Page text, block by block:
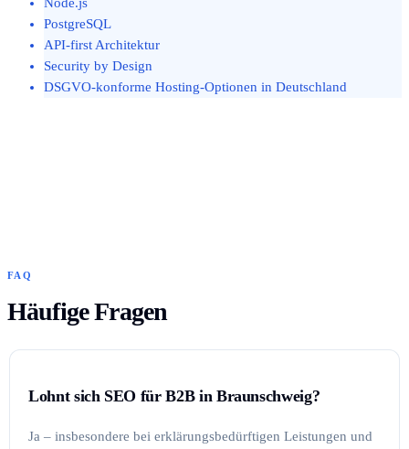
Node.js
PostgreSQL
API-first Architektur
Security by Design
DSGVO-konforme Hosting-Optionen in Deutschland
FAQ
Häufige Fragen
Lohnt sich SEO für B2B in Braunschweig?
Ja – insbesondere bei erklärungsbedürftigen Leistungen und